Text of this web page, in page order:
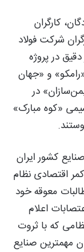
کارگران
شرکت فولاد
در پروژه
و «جهان
در
«کوه مبارک»
کشور ایران
اقتصادی نظام
معوقه خود
اعلام
که با ثروت
مهمترین صنایع